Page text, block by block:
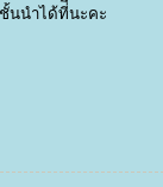
นนำได้ที่ี่นะคะ